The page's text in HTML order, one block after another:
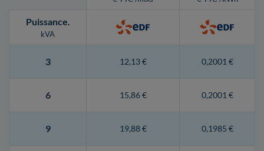
Puissance.
kVA
3 12,13 € 0,2001 €
6 15,86 € 0,2001 €
9 19,88 € 0,1985 €